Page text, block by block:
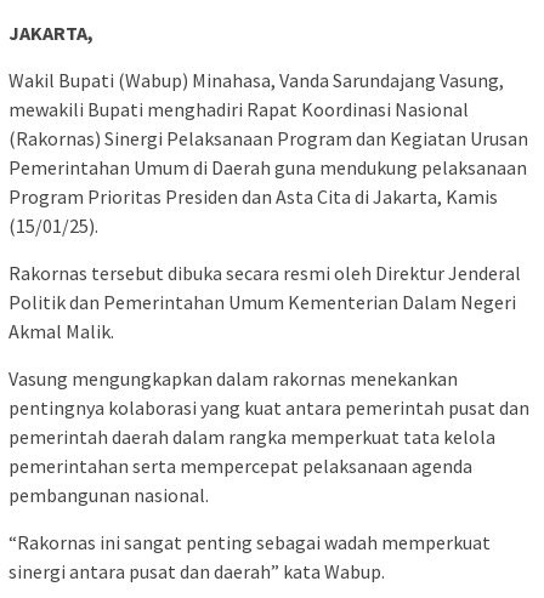
JAKARTA,
Wakil Bupati (Wabup) Minahasa, Vanda Sarundajang Vasung,
mewakili Bupati menghadiri Rapat Koordinasi Nasional
(Rakornas) Sinergi Pelaksanaan Program dan Kegiatan Urusan
Pemerintahan Umum di Daerah guna mendukung pelaksanaan
Program Prioritas Presiden dan Asta Cita di Jakarta, Kamis
(15/01/25).
Rakornas tersebut dibuka secara resmi oleh Direktur Jenderal
Politik dan Pemerintahan Umum Kementerian Dalam Negeri
Akmal Malik.
Vasung mengungkapkan dalam rakornas menekankan
pentingnya kolaborasi yang kuat antara pemerintah pusat dan
pemerintah daerah dalam rangka memperkuat tata kelola
pemerintahan serta mempercepat pelaksanaan agenda
pembangunan nasional.
“Rakornas ini sangat penting sebagai wadah memperkuat
sinergi antara pusat dan daerah” kata Wabup.